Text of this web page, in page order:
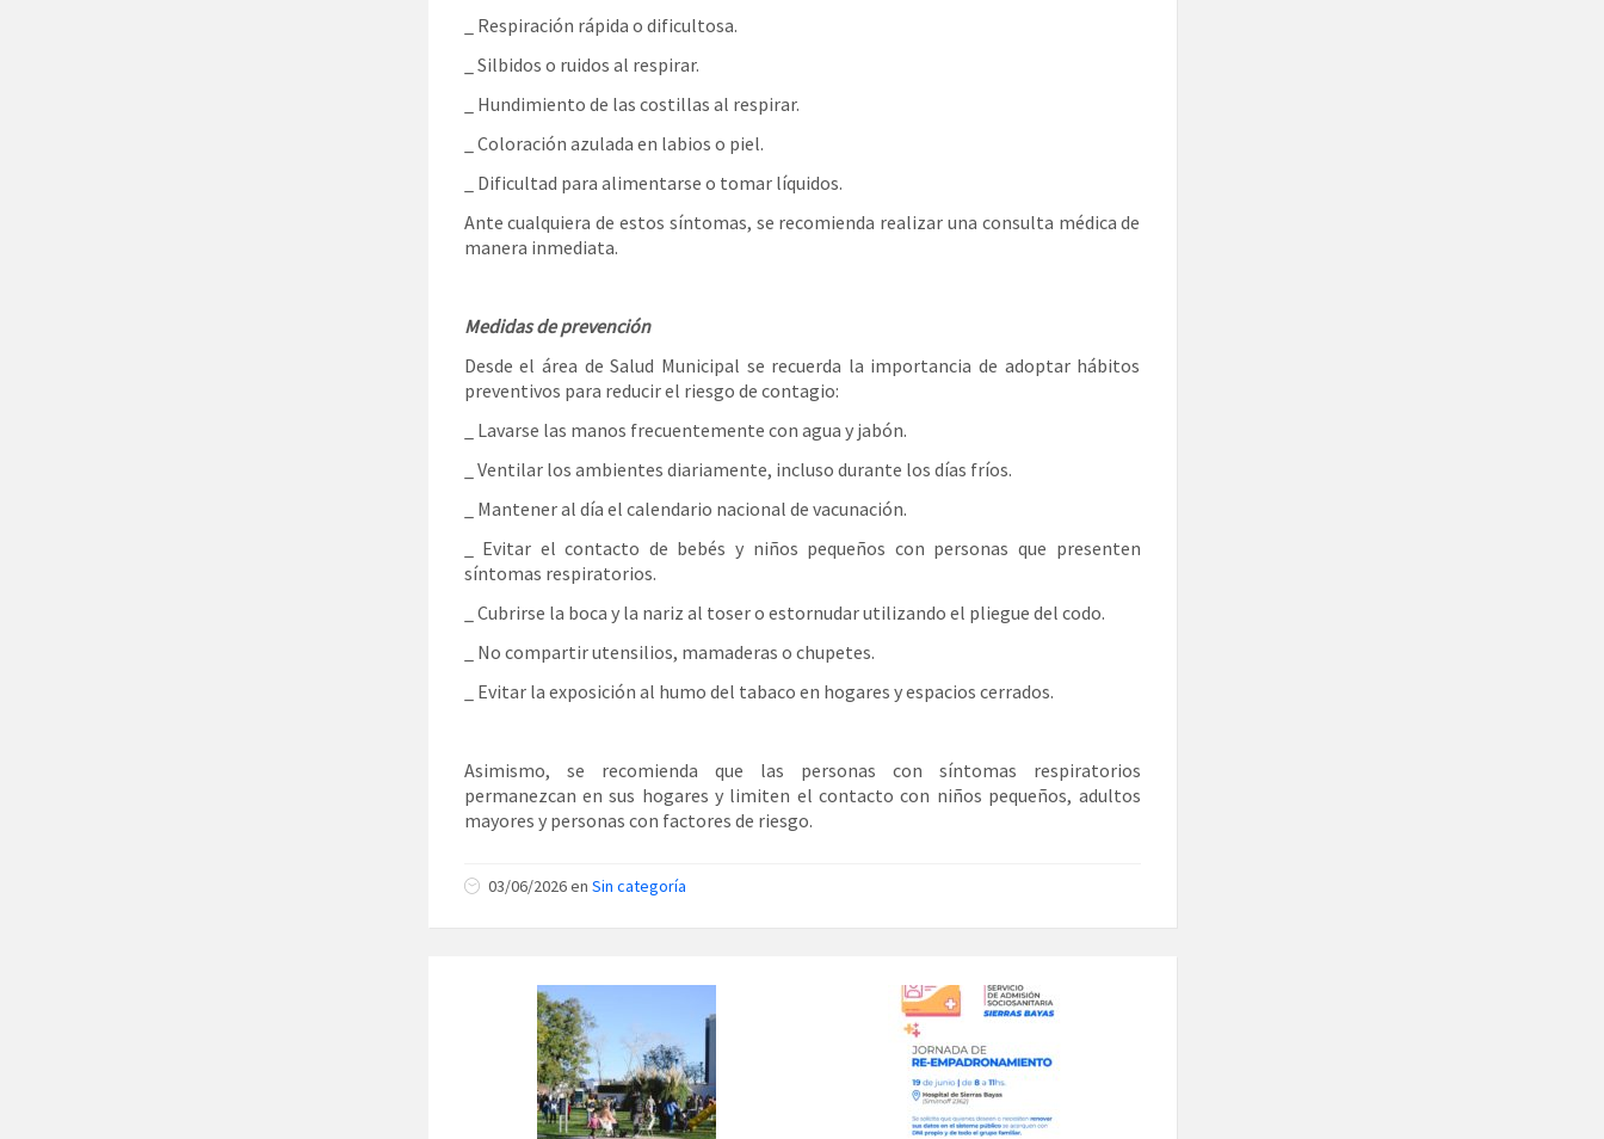
_ Respiración rápida o dificultosa.
_ Silbidos o ruidos al respirar.
_ Hundimiento de las costillas al respirar.
_ Coloración azulada en labios o piel.
_ Dificultad para alimentarse o tomar líquidos.
Ante cualquiera de estos síntomas, se recomienda realizar una consulta médica de
manera inmediata.
Medidas de prevención
Desde el área de Salud Municipal se recuerda la importancia de adoptar hábitos
preventivos para reducir el riesgo de contagio:
_ Lavarse las manos frecuentemente con agua y jabón.
_ Ventilar los ambientes diariamente, incluso durante los días fríos.
_ Mantener al día el calendario nacional de vacunación.
_ Evitar el contacto de bebés y niños pequeños con personas que presenten
síntomas respiratorios.
_ Cubrirse la boca y la nariz al toser o estornudar utilizando el pliegue del codo.
_ No compartir utensilios, mamaderas o chupetes.
_ Evitar la exposición al humo del tabaco en hogares y espacios cerrados.
Asimismo, se recomienda que las personas con síntomas respiratorios
permanezcan en sus hogares y limiten el contacto con niños pequeños, adultos
mayores y personas con factores de riesgo.
03/06/2026 en Sin categoría